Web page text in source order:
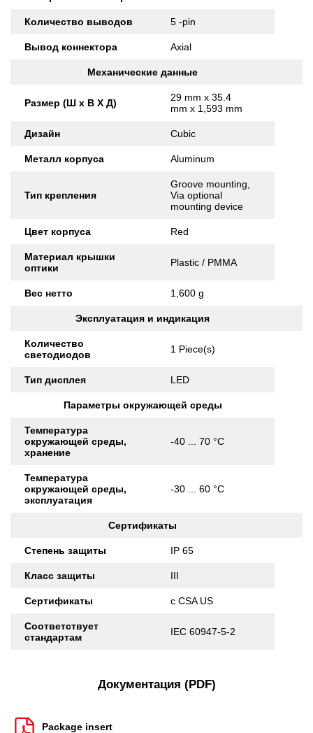
Количество выводов 5 -pin
Вывод коннектора Axial
Механические данные
Размер (Ш x В X Д)
29 mm x 35.4
mm x 1,593 mm
Дизайн Cubic
Металл корпуса Aluminum
Тип крепления
Groove mounting,
Via optional
mounting device
Цвет корпуса Red
Материал крышки
оптики
Plastic / PMMA
Вес нетто 1,600 g
Эксплуатация и индикация
Количество
светодиодов
1 Piece(s)
Тип дисплея LED
Параметры окружающей среды
Температура
окружающей среды,
хранение
-40 ... 70 °C
Температура
окружающей среды,
эксплуатация
-30 ... 60 °C
Сертификаты
Степень защиты IP 65
Класс защиты III
Сертификаты c CSA US
Соответствует
стандартам
IEC 60947-5-2
Документация (PDF)
Package insert